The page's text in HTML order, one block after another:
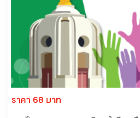
ราคา 68 บาท